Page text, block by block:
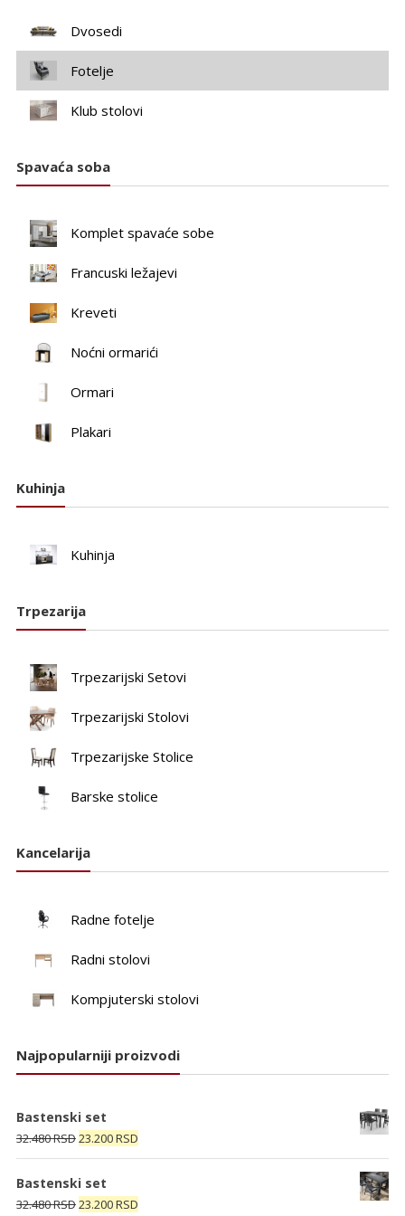
Dvosedi
Fotelje
Klub stolovi
Spavaća soba
Komplet spavaće sobe
Francuski ležajevi
Kreveti
Noćni ormarići
Ormari
Plakari
Kuhinja
Kuhinja
Trpezarija
Trpezarijski Setovi
Trpezarijski Stolovi
Trpezarijske Stolice
Barske stolice
Kancelarija
Radne fotelje
Radni stolovi
Kompjuterski stolovi
Najpopularniji proizvodi
Bastenski set
32.480RSDOriginalna
cena
je
bila:
23.200RSDTrenutna
cena
23.200 RSD.
Bastenski set
32.480RSDOriginalna
23.200RSDTrenutna